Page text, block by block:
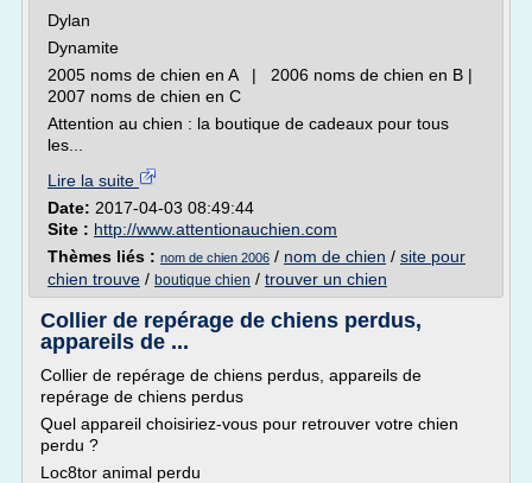
Dylan
Dynamite
2005 noms de chien en A | 2006 noms de chien en B |
2007 noms de chien en C
Attention au chien : la boutique de cadeaux pour tous
les...
Lire la suite
Date: 2017-04-03 08:49:44
Site : http://www.attentionauchien.com
Thèmes liés : nom de chien 2006 / nom de chien / site pour
chien trouve / boutique chien / trouver un chien
Collier de repérage de chiens perdus,
appareils de ...
Collier de repérage de chiens perdus, appareils de
repérage de chiens perdus
Quel appareil choisiriez-vous pour retrouver votre chien
perdu ?
Loc8tor animal perdu